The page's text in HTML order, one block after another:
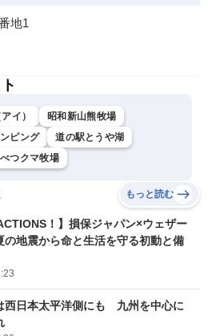
地1
イ）
昭和新山熊牧場
ピング
道の駅とうや湖
つクマ牧場
もっと読む
！】損保ジャパン×ウェザー
地震から命と生活を守る初動と備
西日本太平洋側にも 九州を中心に